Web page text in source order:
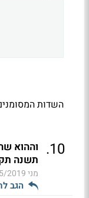
השדות
10
. וההוא
תשנה
מני01:53
הגב